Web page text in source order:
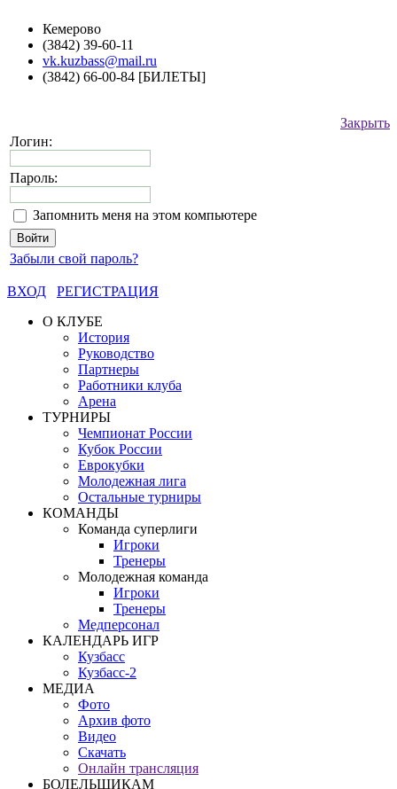
Кемерово
(3842) 39-60-11
vk.kuzbass@mail.ru
(3842) 66-00-84 [БИЛЕТЫ]
Закрыть
Логин:
Пароль:
Запомнить меня на этом компьютере
Забыли свой пароль?
ВХОД
РЕГИСТРАЦИЯ
О КЛУБЕ
История
Руководство
Партнеры
Работники клуба
Арена
ТУРНИРЫ
Чемпионат России
Кубок России
Еврокубки
Молодежная лига
Остальные турниры
КОМАНДЫ
Команда суперлиги
Игроки
Тренеры
Молодежная команда
Игроки
Тренеры
Медперсонал
КАЛЕНДАРЬ ИГР
Кузбасс
Кузбасс-2
МЕДИА
Фото
Архив фото
Видео
Скачать
Онлайн трансляция
БОЛЕЛЬЩИКАМ